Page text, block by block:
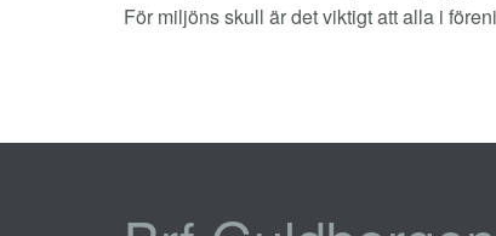
För miljöns skull är det viktigt att alla i